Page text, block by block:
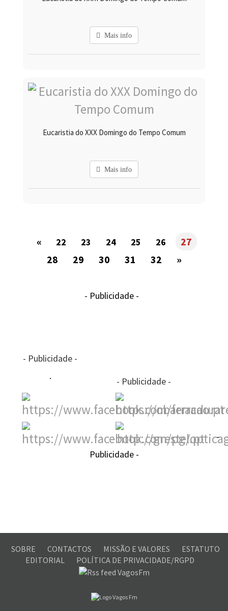
Mais info
Eucaristia do XXX Domingo do Tempo Comum
Mais info
« 22 23 24 25 26
27
28
29 30 31 32 »
- Publicidade -
- Publicidade -
- Publicidade -
-
Publicidade -
SOBRE CONTACTOS MISSÃO E VALORES
ESTATUTO
EDITORIAL
POLÍTICA DE PRIVACIDADE/RGPD